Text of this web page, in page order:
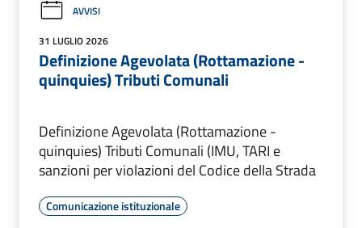
AVVISI
31 LUGLIO 2026
Definizione Agevolata (Rottamazione -
quinquies) Tributi Comunali
Definizione Agevolata (Rottamazione -
quinquies) Tributi Comunali (IMU, TARI e
sanzioni per violazioni del Codice della Strada
Comunicazione istituzionale